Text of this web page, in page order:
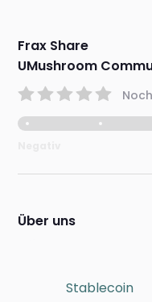
Frax Share
UMushroom
Über uns
Stablecoin